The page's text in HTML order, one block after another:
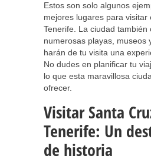
Estos son solo algunos
mejores lugares para visitar
Tenerife. La ciudad también
numerosas playas, museos
harán de tu visita una
No dudes en planificar tu
lo que esta maravillosa
ofrecer.
Visitar Santa
Tenerife: Un
de historia